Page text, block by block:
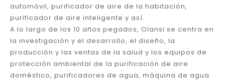
A lo largo de los 10 años pegados, Olansi se centra en
la investigación y el desarrollo, el diseño, la
producción y las ventas de la salud y los equipos de
protección ambiental de la purificación de aire
doméstico, purificadores de agua, máquina de agua
rica en hidrógeno, humidificador y productos de
cuidado saludable de belleza.